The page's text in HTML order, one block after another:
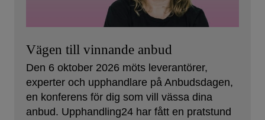
Vägen till vinnande anbud
Den 6 oktober 2026 möts leverantörer,
experter och upphandlare på Anbudsdagen,
en konferens för dig som vill vässa dina
anbud. Upphandling24 har fått en pratstund